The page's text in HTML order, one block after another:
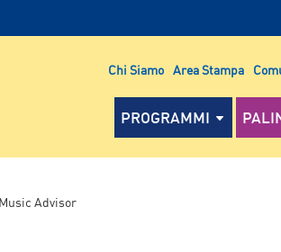
Chi Siamo Area Stampa
PROGRAMMI
Music Advisor